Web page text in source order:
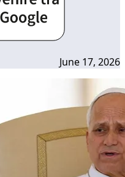
June 17, 2026